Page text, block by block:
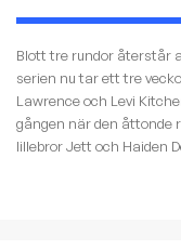
Blott tre rundor återstår
serien nu tar ett tre
Lawrence och Levi
gången när den åttonde
lillebror Jett och Haiden